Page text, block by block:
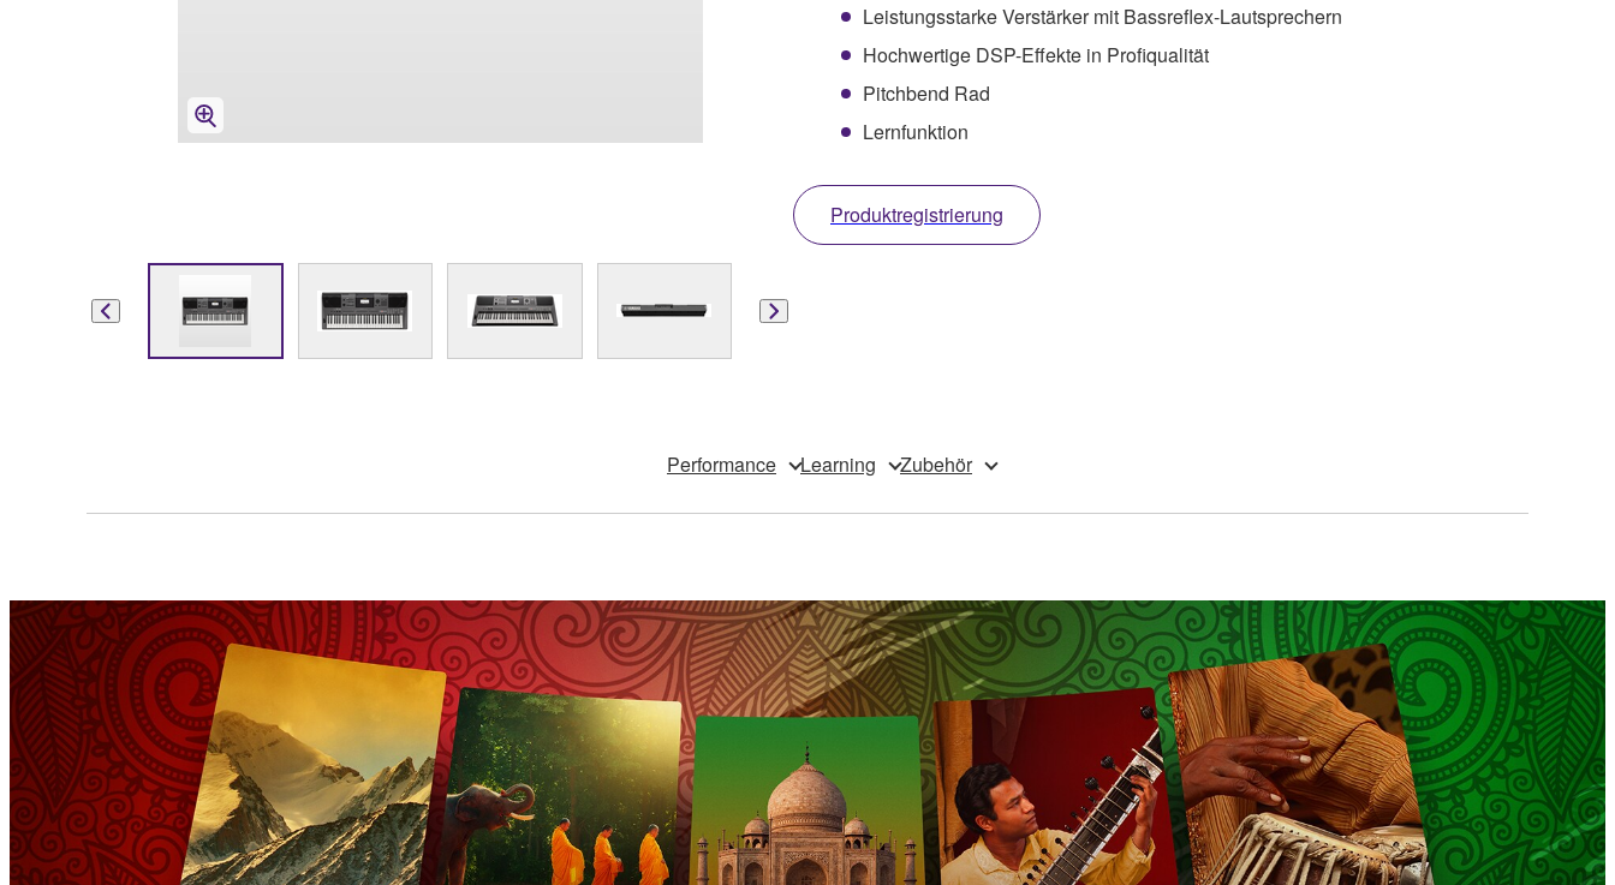
Leistungsstarke Verstärker mit Bassreflex-Lautsprechern
Hochwertige DSP-Effekte in Profiqualität
Pitchbend Rad
Lernfunktion
Produktregistrierung
Performance Learning Zubehör